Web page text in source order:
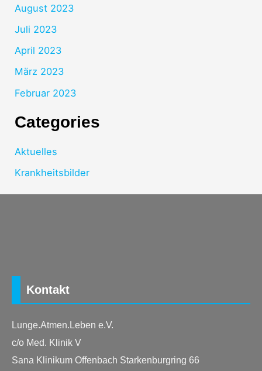
August 2023
Juli 2023
April 2023
März 2023
Februar 2023
Categories
Aktuelles
Krankheitsbilder
Kontakt
Lunge.Atmen.Leben e.V.
c/o Med. Klinik V
Sana Klinikum Offenbach Starkenburgring 66